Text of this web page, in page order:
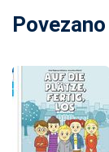
Povezano